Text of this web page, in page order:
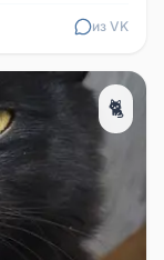
из VK
🐈